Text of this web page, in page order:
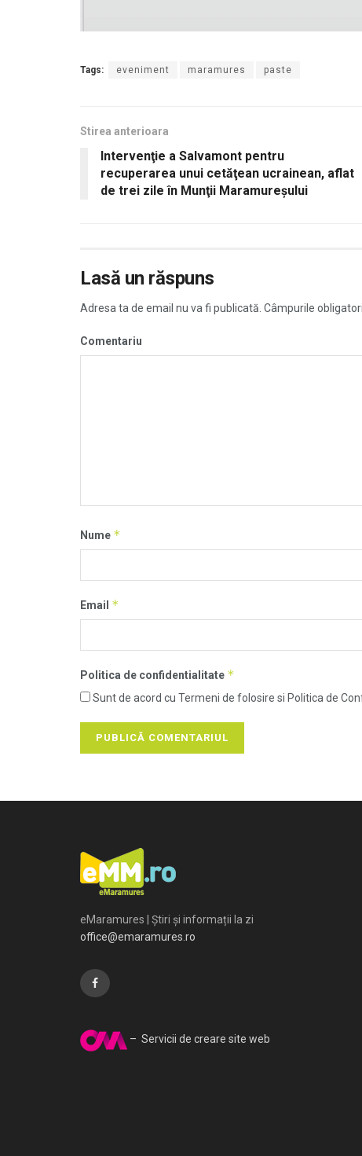
Tags: eveniment maramures paste
Stirea anterioara
Intervenţie a Salvamont pentru
recuperarea unui cetăţean ucrainean, aflat
de trei zile în Munţii Maramureşului
Lasă un răspuns
Adresa ta de email nu va fi publicată. Câmpurile
Comentariu
Nume *
Email *
Politica de confidentialitate *
Sunt de acord cu Termeni de folosire si Politica de
eMaramures | Știri și informații la zi
office@emaramures.ro
– Servicii de creare site web